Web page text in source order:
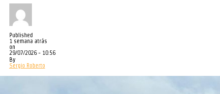
Published
1 semana atrás
on
29/07/2026 - 10:56
By
Sergio Roberto